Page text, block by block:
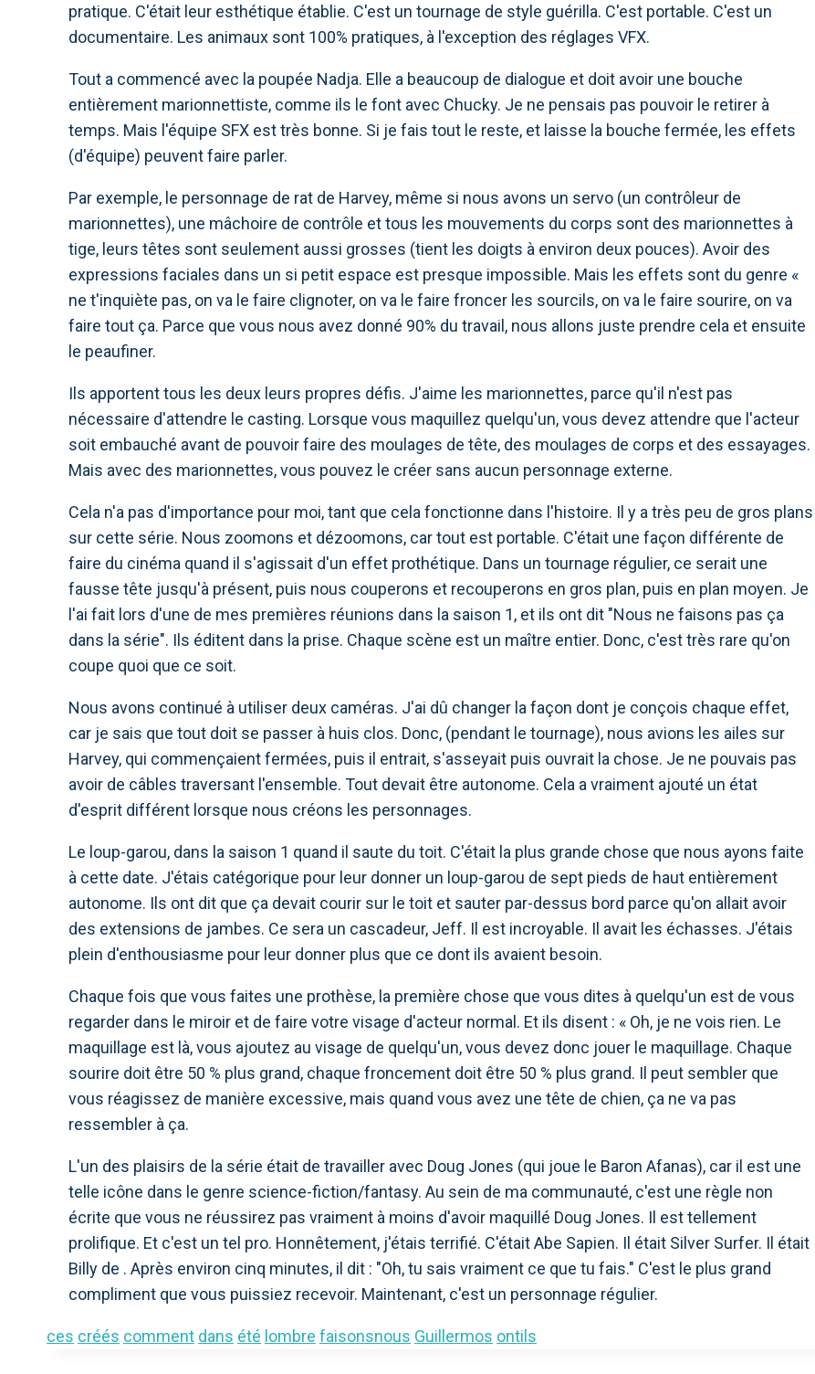
pratique. C'était leur esthétique établie. C'est un tournage de style guérilla. C'est portable. C'est un
documentaire. Les animaux sont 100% pratiques, à l'exception des réglages VFX.
Tout a commencé avec la poupée Nadja. Elle a beaucoup de dialogue et doit avoir une bouche
entièrement marionnettiste, comme ils le font avec Chucky. Je ne pensais pas pouvoir le retirer à
temps. Mais l'équipe SFX est très bonne. Si je fais tout le reste, et laisse la bouche fermée, les effets
(d'équipe) peuvent faire parler.
Par exemple, le personnage de rat de Harvey, même si nous avons un servo (un contrôleur de
marionnettes), une mâchoire de contrôle et tous les mouvements du corps sont des marionnettes à
tige, leurs têtes sont seulement aussi grosses (tient les doigts à environ deux pouces). Avoir des
expressions faciales dans un si petit espace est presque impossible. Mais les effets sont du genre «
ne t'inquiète pas, on va le faire clignoter, on va le faire froncer les sourcils, on va le faire sourire, on va
faire tout ça. Parce que vous nous avez donné 90% du travail, nous allons juste prendre cela et ensuite
le peaufiner.
Ils apportent tous les deux leurs propres défis. J'aime les marionnettes, parce qu'il n'est pas
nécessaire d'attendre le casting. Lorsque vous maquillez quelqu'un, vous devez attendre que l'acteur
soit embauché avant de pouvoir faire des moulages de tête, des moulages de corps et des essayages.
Mais avec des marionnettes, vous pouvez le créer sans aucun personnage externe.
Cela n'a pas d'importance pour moi, tant que cela fonctionne dans l'histoire. Il y a très peu de gros plans
sur cette série. Nous zoomons et dézoomons, car tout est portable. C'était une façon différente de
faire du cinéma quand il s'agissait d'un effet prothétique. Dans un tournage régulier, ce serait une
fausse tête jusqu'à présent, puis nous couperons et recouperons en gros plan, puis en plan moyen. Je
l'ai fait lors d'une de mes premières réunions dans la saison 1, et ils ont dit "Nous ne faisons pas ça
dans la série". Ils éditent dans la prise. Chaque scène est un maître entier. Donc, c'est très rare qu'on
coupe quoi que ce soit.
Nous avons continué à utiliser deux caméras. J'ai dû changer la façon dont je conçois chaque effet,
car je sais que tout doit se passer à huis clos. Donc, (pendant le tournage), nous avions les ailes sur
Harvey, qui commençaient fermées, puis il entrait, s'asseyait puis ouvrait la chose. Je ne pouvais pas
avoir de câbles traversant l'ensemble. Tout devait être autonome. Cela a vraiment ajouté un état
d'esprit différent lorsque nous créons les personnages.
Le loup-garou, dans la saison 1 quand il saute du toit. C'était la plus grande chose que nous ayons faite
à cette date. J'étais catégorique pour leur donner un loup-garou de sept pieds de haut entièrement
autonome. Ils ont dit que ça devait courir sur le toit et sauter par-dessus bord parce qu'on allait avoir
des extensions de jambes. Ce sera un cascadeur, Jeff. Il est incroyable. Il avait les échasses. J'étais
plein d'enthousiasme pour leur donner plus que ce dont ils avaient besoin.
Chaque fois que vous faites une prothèse, la première chose que vous dites à quelqu'un est de vous
regarder dans le miroir et de faire votre visage d'acteur normal. Et ils disent : « Oh, je ne vois rien. Le
maquillage est là, vous ajoutez au visage de quelqu'un, vous devez donc jouer le maquillage. Chaque
sourire doit être 50 % plus grand, chaque froncement doit être 50 % plus grand. Il peut sembler que
vous réagissez de manière excessive, mais quand vous avez une tête de chien, ça ne va pas
ressembler à ça.
L'un des plaisirs de la série était de travailler avec Doug Jones (qui joue le Baron Afanas), car il est une
telle icône dans le genre science-fiction/fantasy. Au sein de ma communauté, c'est une règle non
écrite que vous ne réussirez pas vraiment à moins d'avoir maquillé Doug Jones. Il est tellement
prolifique. Et c'est un tel pro. Honnêtement, j'étais terrifié. C'était Abe Sapien. Il était Silver Surfer. Il était
Billy de . Après environ cinq minutes, il dit : "Oh, tu sais vraiment ce que tu fais." C'est le plus grand
compliment que vous puissiez recevoir. Maintenant, c'est un personnage régulier.
ces créés comment dans été lombre faisonsnous Guillermos ontils